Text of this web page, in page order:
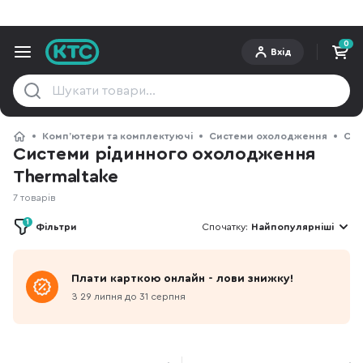
Вхід
0
Компʼютери та комплектуючі Системи охолодження
Плати карткою онлайн - лови знижку!
З 29 липня до 31 серпня
Системи рідинного охолодження
Thermaltake
7 товарів
Фільтри
1 Спочатку: Найпопулярніші